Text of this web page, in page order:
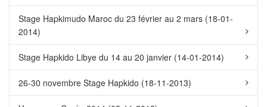
Stage Hapkimudo Maroc du 23 février au 2 mars (18-01-
2014)
Stage Hapkido Libye du 14 au 20 janvier (14-01-2014)
26-30 novembre Stage Hapkido (18-11-2013)